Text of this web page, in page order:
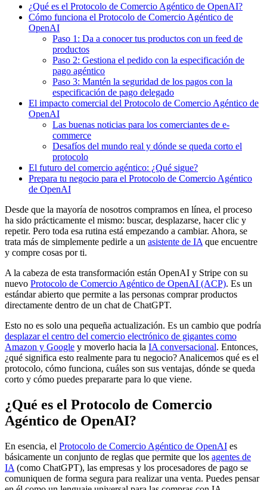
¿Qué es el Protocolo de Comercio Agéntico de OpenAI?
Cómo funciona el Protocolo de Comercio Agéntico de
OpenAI
Paso 1: Da a conocer tus productos con un feed de
productos
Paso 2: Gestiona el pedido con la especificación de
pago agéntico
Paso 3: Mantén la seguridad de los pagos con la
especificación de pago delegado
El impacto comercial del Protocolo de Comercio Agéntico de
OpenAI
Las buenas noticias para los comerciantes de e-
commerce
Desafíos del mundo real y dónde se queda corto el
protocolo
El futuro del comercio agéntico: ¿Qué sigue?
Prepara tu negocio para el Protocolo de Comercio Agéntico
de OpenAI
Desde que la mayoría de nosotros compramos en línea, el proceso
ha sido prácticamente el mismo: buscar, desplazarse, hacer clic y
repetir. Pero toda esa rutina está empezando a cambiar. Ahora, se
trata más de simplemente pedirle a un asistente de IA que encuentre
y compre cosas por ti.
A la cabeza de esta transformación están OpenAI y Stripe con su
nuevo Protocolo de Comercio Agéntico de OpenAI (ACP). Es un
estándar abierto que permite a las personas comprar productos
directamente dentro de un chat de ChatGPT.
Esto no es solo una pequeña actualización. Es un cambio que podría
desplazar el centro del comercio electrónico de gigantes como
Amazon y Google y moverlo hacia la IA conversacional. Entonces,
¿qué significa esto realmente para tu negocio? Analicemos qué es el
protocolo, cómo funciona, cuáles son sus ventajas, dónde se queda
corto y cómo puedes prepararte para lo que viene.
¿Qué es el Protocolo de Comercio
Agéntico de OpenAI?
En esencia, el Protocolo de Comercio Agéntico de OpenAI es
básicamente un conjunto de reglas que permite que los agentes de
IA (como ChatGPT), las empresas y los procesadores de pago se
comuniquen de forma segura para realizar una venta. Puedes pensar